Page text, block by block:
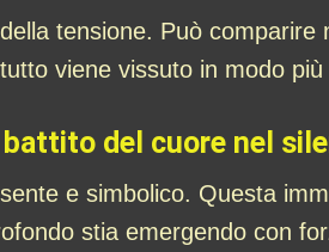
tensione. Può
viene vissuto in modo
del cuore nel
e simbolico. Questa
stia emergendo con